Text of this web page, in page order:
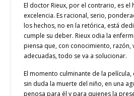
El doctor Rieux, por el contrario, es
excelencia. Es racional, serio,
los hechos, no en la retórica, está
cumple su deber. Rieux odia la
piensa que, con conocimiento, razón,
adecuadas, todo se va a solucionar.
El momento culminante de la
sin duda la muerte del niño, en una
penosa para él y para quienes la